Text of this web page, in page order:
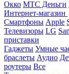
Окко МТС Деньги
Интернет-магазин
Смартфоны Apple
Телевизоры LG
приставки
Гаджеты Умные
браслеты Аудио
роутеры Все